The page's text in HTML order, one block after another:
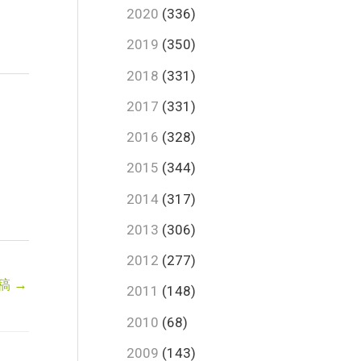
→
2020 (336)
2019 (350)
2018 (331)
2017 (331)
2016 (328)
2015 (344)
2014 (317)
2013 (306)
2012 (277)
2011 (148)
2010 (68)
2009 (143)